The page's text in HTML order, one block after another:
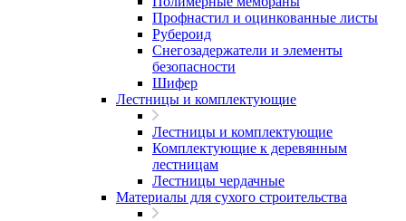
Профнастил и оцинкованные листы
Рубероид
Снегозадержатели и элементы
безопасности
Шифер
Лестницы и комплектующие
Лестницы и комплектующие
Комплектующие к деревянным
лестницам
Лестницы чердачные
Материалы для сухого строительства